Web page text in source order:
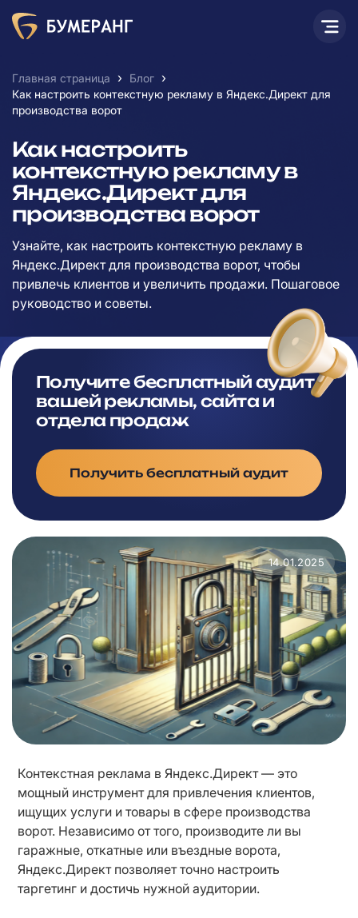
Главная страница › Блог ›
Как настроить контекстную рекламу в Яндекс.Директ для
производства ворот
Как настроить
контекстную рекламу в
Яндекс.Директ для
производства ворот
Узнайте, как настроить контекстную рекламу в
Яндекс.Директ для производства ворот, чтобы
привлечь клиентов и увеличить продажи. Пошаговое
руководство и советы.
Получите бесплатный аудит
вашей рекламы, сайта и
отдела продаж
Получить бесплатный аудит
14.01.2025
Контекстная реклама в Яндекс.Директ — это
мощный инструмент для привлечения клиентов,
ищущих услуги и товары в сфере производства
ворот. Независимо от того, производите ли вы
гаражные, откатные или въездные ворота,
Яндекс.Директ позволяет точно настроить
таргетинг и достичь нужной аудитории.